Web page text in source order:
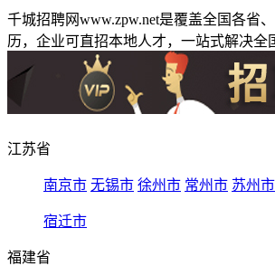
千城招聘网www.zpw.net是覆盖全国各省
历，企业可直招本地人才，一站式解决全
江苏省
南京市 无锡市 徐州市 常州市 苏州市
宿迁市
福建省